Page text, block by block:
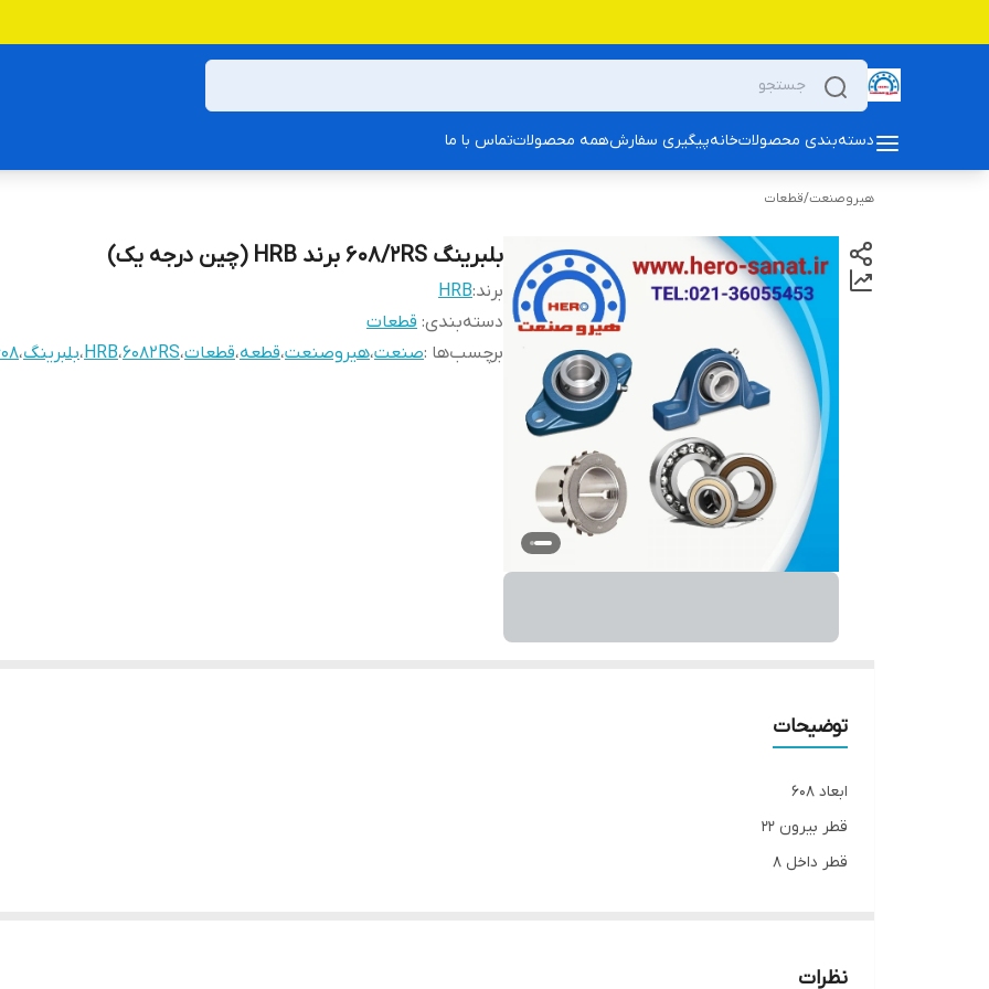
دسته‌بندی محصولاتخانهپیگیری سفارشهمه محصولاتتماس با ما
هیروصنعت/قطعات
بلبرینگ 608/2RS برند HRB (چین درجه یک)
برند:HRB
دسته‌بندی: قطعات
برچسب‌ها :صنعت،هیروصنعت،قطعه،قطعات،6082RS،HRB،بلبرینگ،
توضیحات
ابعاد 608
قطر بیرون 22
قطر داخل 8
نظرات